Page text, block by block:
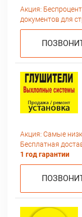
Акция:
документов для
Акция: Самые
Бесплатная
1 год гарантии